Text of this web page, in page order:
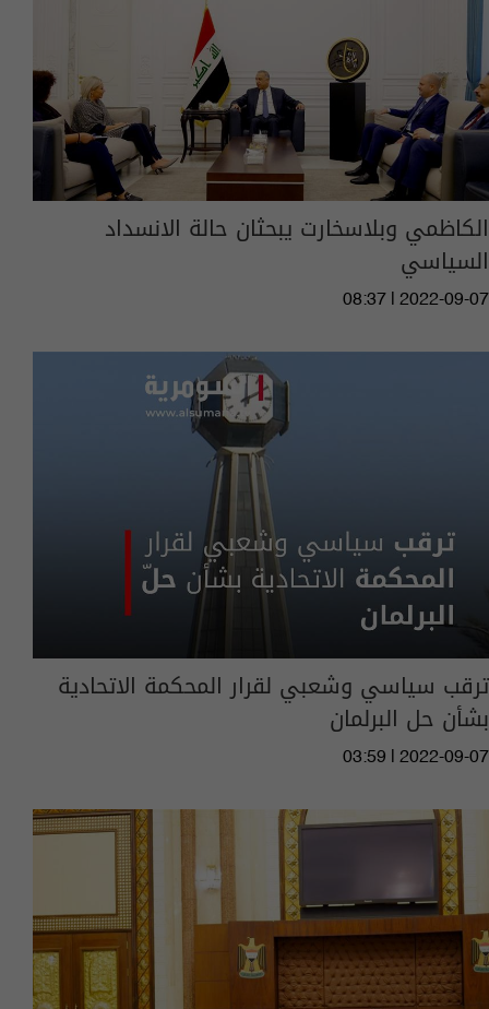
الكاظمي وبلاسخارت يبحثان حالة الانسداد
السياسي
08:37 | 2022-09-07
ترقب سياسي وشعبي لقرار المحكمة الاتحادية
بشأن حل البرلمان
03:59 | 2022-09-07